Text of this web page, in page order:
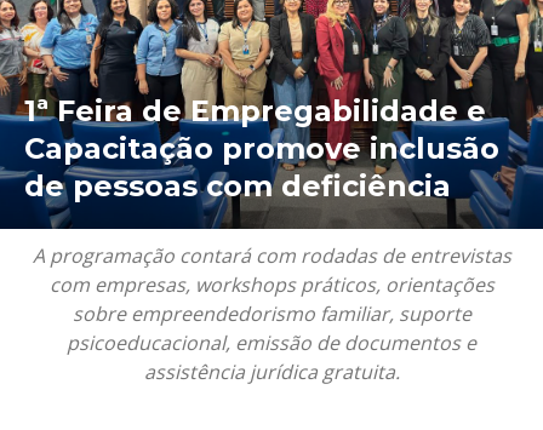
1ª Feira de Empregabilidade e
Capacitação promove inclusão
de pessoas com deficiência
A programação contará com rodadas de entrevistas
com empresas, workshops práticos, orientações
sobre empreendedorismo familiar, suporte
psicoeducacional, emissão de documentos e
assistência jurídica gratuita.